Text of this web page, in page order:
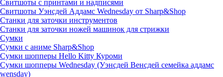
Свитшоты с принтами и надписями
Свитшоты Уэнсдей Аддамс Wednesday от Sharp&Shop
Станки для заточки инструментов
Станки для заточки ножей машинок для стрижки
Сумки
Сумки с аниме Sharp&Shop
Сумки шопперы Hello Kitty Куроми
Сумки шопперы Wednesday (Уэнсдей Венсдей семейка аддамс
wensday)